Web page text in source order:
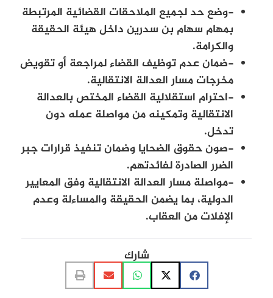
-وضع حد لجميع الملاحقات القضائية المرتبطة
بمهام سهام بن سدرين داخل هيئة الحقيقة
والكرامة.
-ضمان عدم توظيف القضاء لمراجعة أو تقويض
مخرجات مسار العدالة الانتقالية.
-احترام استقلالية القضاء المختص بالعدالة
الانتقالية وتمكينه من مواصلة عمله دون
تدخل.
-صون حقوق الضحايا وضمان تنفيذ قرارات جبر
الضرر الصادرة لفائدتهم.
-مواصلة مسار العدالة الانتقالية وفق المعايير
الدولية، بما يضمن الحقيقة والمساءلة وعدم
الإفلات من العقاب.
شارك